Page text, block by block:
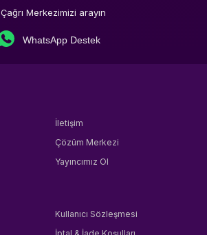
Çağrı Merkezimizi arayın
WhatsApp Destek
İletişim
Çözüm Merkezi
Yayıncımız Ol
Kullanıcı Sözleşmesi